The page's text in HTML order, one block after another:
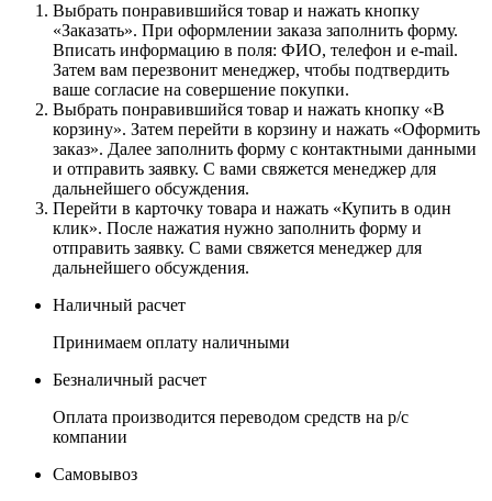
Выбрать понравившийся товар и нажать кнопку
«Заказать». При оформлении заказа заполнить форму.
Вписать информацию в поля: ФИО, телефон и e-mail.
Затем вам перезвонит менеджер, чтобы подтвердить
ваше согласие на совершение покупки.
Выбрать понравившийся товар и нажать кнопку «В
корзину». Затем перейти в корзину и нажать «Оформить
заказ». Далее заполнить форму с контактными данными
и отправить заявку. С вами свяжется менеджер для
дальнейшего обсуждения.
Перейти в карточку товара и нажать «Купить в один
клик». После нажатия нужно заполнить форму и
отправить заявку. С вами свяжется менеджер для
дальнейшего обсуждения.
Наличный расчет
Принимаем оплату наличными
Безналичный расчет
Оплата производится переводом средств на р/с
компании
Самовывоз